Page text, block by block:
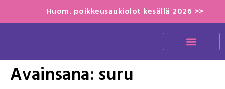
Huom. poikkeusaukiolot kesällä 2026 >>
Avainsana: suru